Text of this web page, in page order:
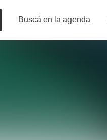
Buscá en la agenda